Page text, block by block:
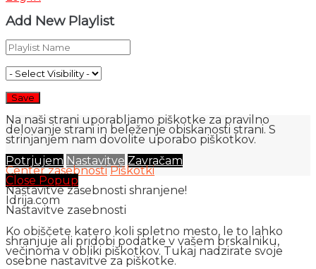
Add New Playlist
Na naši strani uporabljamo piškotke za pravilno
delovanje strani in beleženje obiskanosti strani. S
strinjanjem nam dovolite uporabo piškotkov.
Potrjujem Nastavitve Zavračam
Center zasebnosti Piškotki
Close Popup
Nastavitve zasebnosti shranjene!
Idrija.com
Nastavitve zasebnosti
Ko obiščete katero koli spletno mesto, le to lahko
shranjuje ali pridobi podatke v vašem brskalniku,
večinoma v obliki piškotkov. Tukaj nadzirate svoje
osebne nastavitve za piškotke.